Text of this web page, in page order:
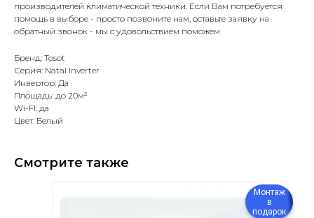
производителей климатической техники. Если Вам потребуется
помощь в выборе - просто позвоните нам, оставьте заявку на
обратный звонок - мы с удовольствием поможем
Бренд: Tosot
Серия: Natal Inverter
Инвертор: Да
Площадь: до 20м²
Wi-FI: да
Цвет: Белый
Смотрите также
Монтаж
в
подарок